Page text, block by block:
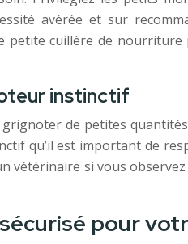
avérée et sur
petite cuillère de
instinctif
de petites
qu’il est important de
vétérinaire si vous
pour